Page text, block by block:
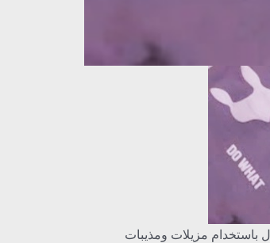
باستخدام مزيلات ومذيبات